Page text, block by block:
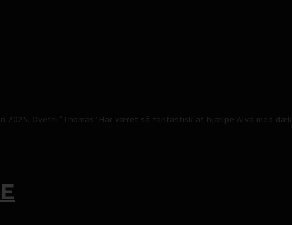
Ovethi “Thomas” Har været så fantastisk at hjælpe Alva med dæk,